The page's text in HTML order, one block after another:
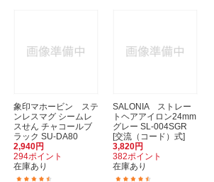
象印マホービン ステ
ンレスマグ シームレ
スせん チャコールブ
ラック SU-DA80
2,940円
294ポイント
在庫あり
SALONIA ストレー
トヘアアイロン24mm
グレー SL-004SGR
[交流（コード）式]
3,820円
382ポイント
在庫あり